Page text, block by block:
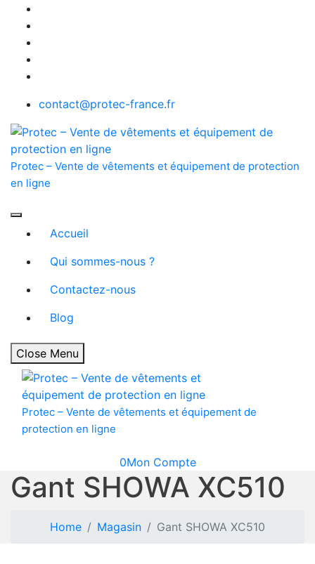
content
contact@protec-france.fr
Protec – Vente de vêtements et équipement de protection
en ligne
Accueil
Qui sommes-nous ?
Contactez-nous
Blog
Close Menu
Protec – Vente de vêtements et équipement de
protection en ligne
0Mon Compte
Gant SHOWA XC510
Home Magasin Gant SHOWA XC510